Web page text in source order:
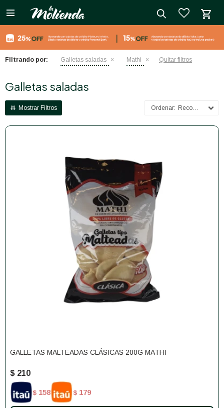

Filtrando por: Galletas saladas Mathi Quitar filtros
Galletas saladas
Recomendados
GALLETAS MALTEADAS CLÁSICAS 200G MATHI
$ 210
$ 158 $ 179